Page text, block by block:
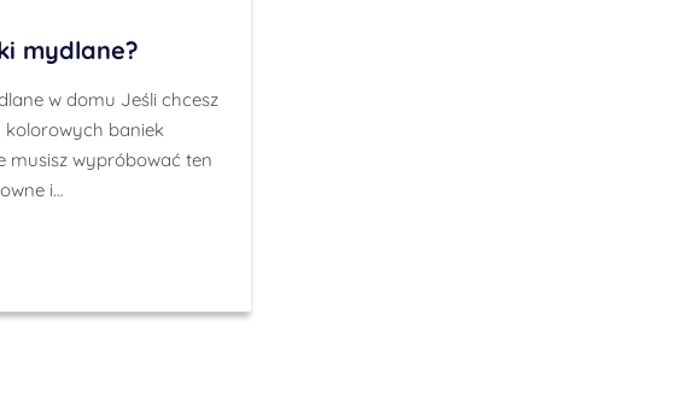
mydlane?
w domu Jeśli chcesz
kolorowych baniek
musisz wypróbować ten
i…